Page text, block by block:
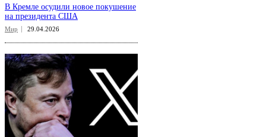
В Кремле осудили новое покушение
на президента США
Мир 29.04.2026